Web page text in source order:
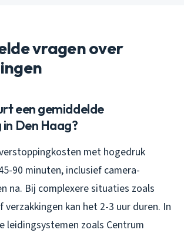
vragen over
een gemiddelde
Den Haag?
met hogedruk
90 minuten, inclusief camera-
na. Bij complexere situaties zoals
kan het 2-3 uur duren. In
leidingsystemen zoals Centrum